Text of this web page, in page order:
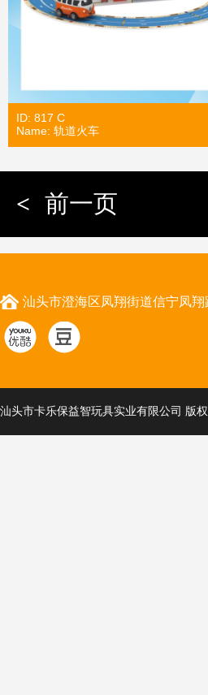
ID: 817 C
Name: 轨道火车
< 前一页
汕头市澄海区凤翔街道信宁凤翔
汕头市卡乐保益智玩具实业有限公司 版